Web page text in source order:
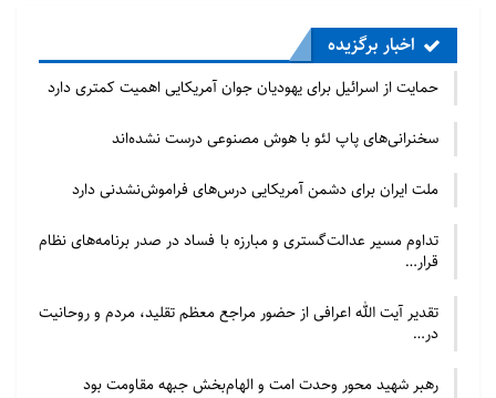
اخبار برگزیده
حمایت از اسرائیل برای یهودیان جوان آمریکایی اهمیت کمتری دارد
سخنرانی‌های پاپ لئو با هوش مصنوعی درست نشده‌اند
ملت ایران برای دشمن آمریکایی درس‌های فراموش‌نشدنی دارد
تداوم مسیر عدالت‌گستری و مبارزه با فساد در صدر برنامه‌های نظام
قرار…
تقدیر آیت الله اعرافی از حضور مراجع معظم تقلید، مردم و روحانیت
در…
رهبر شهید محور وحدت امت و الهام‌بخش جبهه مقاومت بود